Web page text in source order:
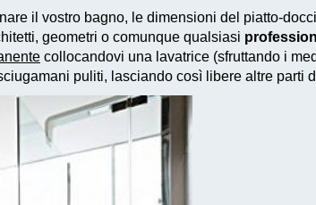
il vostro bagno, le dimensioni del piatto-
geometri o comunque qualsiasi
collocandovi una lavatrice (sfruttando i
puliti, lasciando così libere altre parti